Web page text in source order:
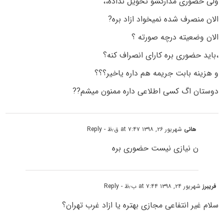
الان منصرف شده نمیخواد ازاد بره?
الان وضعیته درچه صورته ؟
،باید حضوری بره کارای انصراف کنه؟
و هزینه بابت جریمه هم داره یاخیر؟؟؟
دوستان اگ کسی اطلاعی داره ممنون میشم??
هانی شهریور ۲۶, ۱۳۹۸ at ۷:۴۷ ق٫ظ - Reply
ن نیازی نیست حضوری بره
فریبرزشهریور ۲۴, ۱۳۹۸ at ۷:۴۴ ب٫ظ - Reply
سلام غیر انتفاعی مجازی بهتره یا ازاد غرب تهران؟